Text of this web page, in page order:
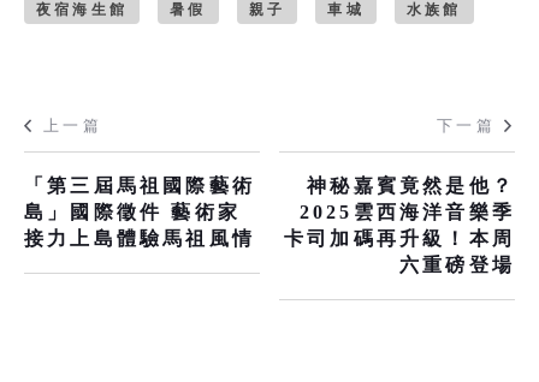
夜宿海生館 暑假 親子 車城 水族館
上一篇
「第三屆馬祖國際藝術
島」國際徵件 藝術家
接力上島體驗馬祖風情
下一篇
神秘嘉賓竟然是他？
2025雲西海洋音樂季
卡司加碼再升級！本周
六重磅登場